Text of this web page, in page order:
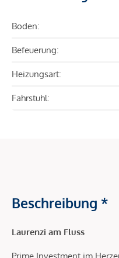
Boden:
Befeuerung:
Heizungsart:
Fahrstuhl:
Beschreibung *
Laurenzi am Fluss